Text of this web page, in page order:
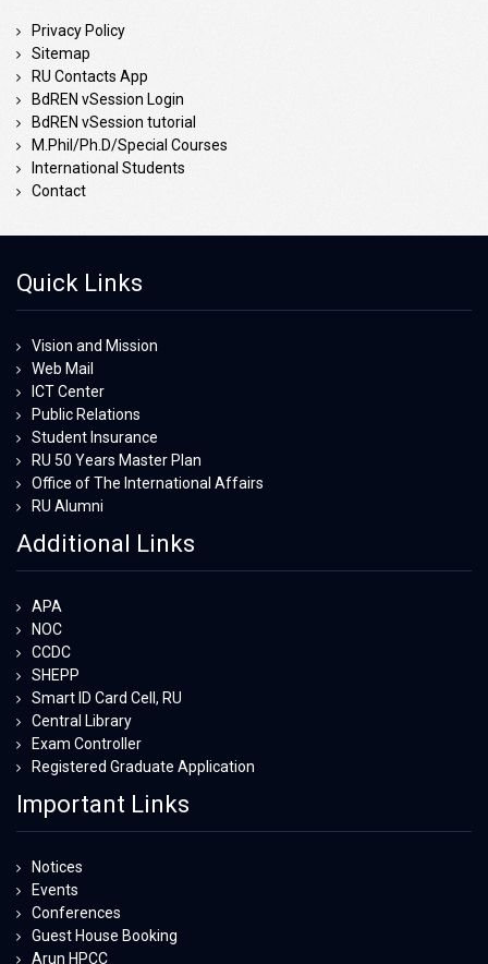
Privacy Policy
Sitemap
RU Contacts App
BdREN vSession Login
BdREN vSession tutorial
M.Phil/Ph.D/Special Courses
International Students
Contact
Quick Links
Vision and Mission
Web Mail
ICT Center
Public Relations
Student Insurance
RU 50 Years Master Plan
Office of The International Affairs
RU Alumni
Additional Links
APA
NOC
CCDC
SHEPP
Smart ID Card Cell, RU
Central Library
Exam Controller
Registered Graduate Application
Important Links
Notices
Events
Conferences
Guest House Booking
Arun HPCC